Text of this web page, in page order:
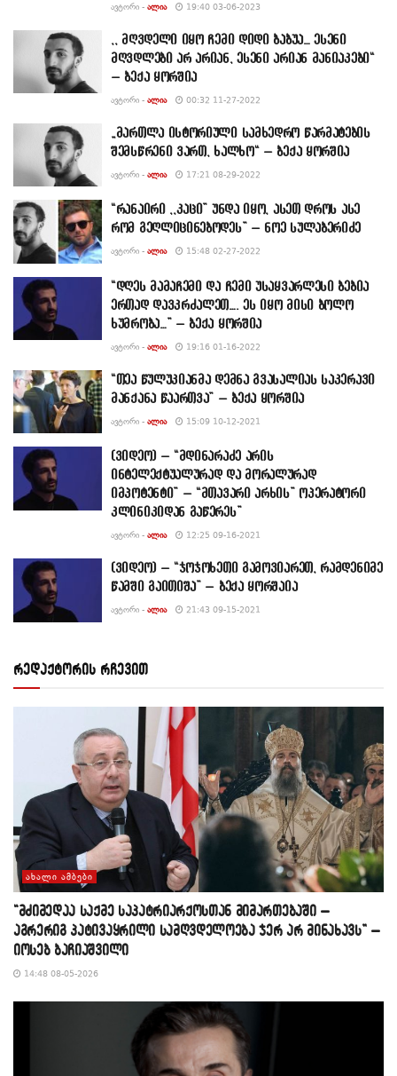
ᲐᲕᲢᲝᲠᲘ - ᲐᲚᲘᲐ 19:40 03-06-2023
,, მღვდელი იყო ჩემი დიდი ბაბუა… ესენი
მღვდლები არ არიან, ესენი არიან მანიაკები“
– ბექა ყორშია
ᲐᲕᲢᲝᲠᲘ - ᲐᲚᲘᲐ 00:32 11-27-2022
„მართლა ისტორიული სამხედრო წარმატების
შემსწრენი ვართ, ხალხო“ – ბექა ყორშია
ᲐᲕᲢᲝᲠᲘ - ᲐᲚᲘᲐ 17:21 08-29-2022
“რანაირი ,,კაცი” უნდა იყო, ასეთ დროს ასე
რომ გეღლიცინებოდეს” – ნოე სულაბერიძე
ᲐᲕᲢᲝᲠᲘ - ᲐᲚᲘᲐ 15:48 02-27-2022
“დღეს მამაჩემი და ჩემი უსაყვარლესი ბებია
ერთად დავკრძალეთ…. ეს იყო მისი ბოლო
ხუმრობა…” – ბექა ყორშია
ᲐᲕᲢᲝᲠᲘ - ᲐᲚᲘᲐ 19:16 01-16-2022
“თეა წულუკიანმა დემნა გვასალიას საკერავი
მანქანა წაართვა” – ბექა ყორშია
ᲐᲕᲢᲝᲠᲘ - ᲐᲚᲘᲐ 15:09 10-12-2021
(ვიდეო) – “მდინარაძე არის
ინტელექტუალურად და მორალურად
იმპოტენტი” – “მთავარი არხის” ოპერატორი
კლინიკიდან გაწერეს”
ᲐᲕᲢᲝᲠᲘ - ᲐᲚᲘᲐ 12:25 09-16-2021
(ვიდეო) – “ჯოჯოხეთი გამოვიარეთ, რამდენიმე
წამში გაითიშა” – ბექა ყორშაია
ᲐᲕᲢᲝᲠᲘ - ᲐᲚᲘᲐ 21:43 09-15-2021
რედაქტორის რჩევით
ᲐᲮᲐᲚᲘ ᲐᲛᲑᲔᲑᲘ
“მძიმედაა საქმე საპატრიარქოსთან მიმართებაში –
აგრერიგ პატივაყრილი სამღვდელოება ჯერ არ მინახავს” –
იოსებ ბაჩიაშვილი
14:48 08-05-2026